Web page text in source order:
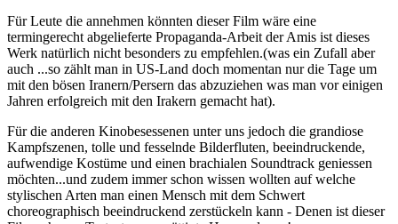
Für Leute die annehmen könnten dieser Film wäre eine
termingerecht abgelieferte Propaganda-Arbeit der Amis ist dieses
Werk natürlich nicht besonders zu empfehlen.(was ein Zufall aber
auch ...so zählt man in US-Land doch momentan nur die Tage um
mit den bösen Iranern/Persern das abzuziehen was man vor einigen
Jahren erfolgreich mit den Irakern gemacht hat).
Für die anderen Kinobesessenen unter uns jedoch die grandiose
Kampfszenen, tolle und fesselnde Bilderfluten, beeindruckende,
aufwendige Kostüme und einen brachialen Soundtrack geniessen
möchten...und zudem immer schon wissen wollten auf welche
stylischen Arten man einen Mensch mit dem Schwert
choreographisch beeindruckend zerstückeln kann - Denen ist dieser